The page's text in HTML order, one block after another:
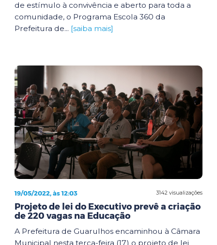
de estímulo à convivência e aberto para toda a
comunidade, o Programa Escola 360 da
Prefeitura de... [saiba mais]
3142 visualizações
19/05/2022, às 12:03
Projeto de lei do Executivo prevê a criação
de 220 vagas na Educação
A Prefeitura de Guarulhos encaminhou à Câmara
Municipal nesta terça-feira (17) o projeto de lei